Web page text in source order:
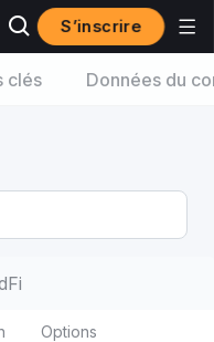
S’inscrire
clés Données du
Options